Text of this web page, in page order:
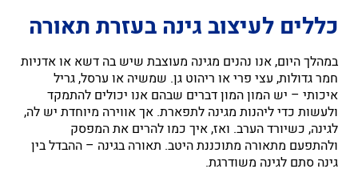
כללים לעיצוב גינה בעזרת תאורה
במהלך היום, אנו נהנים מגינה מעוצבת שיש בה דשא או אדניות
חמר גדולות, עצי פרי או ריהוט גן. שמשיה או ערסל, גריל
איכותי – יש המון המון דברים שבהם אנו יכולים להתמקד
ולעשות כדי ליהנות מגינה לתפארת. אך אווירה מיוחדת יש לה,
לגינה, כשיורד הערב. ואז, איך כמו להרים את המפסק
ולהתפעם מתאורה מתוכננת היטב. תאורה בגינה – ההבדל בין
גינה סתם לגינה משודרגת.